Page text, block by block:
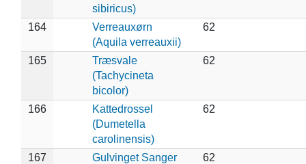
sibiricus)
164
Verreauxørn
(Aquila verreauxii)
62
165
Træsvale
(Tachycineta
bicolor)
62
166
Kattedrossel
(Dumetella
carolinensis)
62
167
Gulvinget Sanger
62